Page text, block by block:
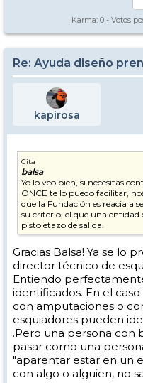
Karma: 0 - Votos
Re: Ayuda diseño
kapirosa
Cita
balsa
Yo lo veo bien, si necesitas
ONCE te lo puedo facilitar,
que la Fundación es reacia a
su criterio, el que una
pistoletazo de salida.
Gracias Balsa! Ya se lo
director técnico de
Entiendo
identificados. En el
con amputaciones o
esquiadores pueden
.Pero una persona con
pasar como una
"aparentar estar en un
con algo o alguien, no